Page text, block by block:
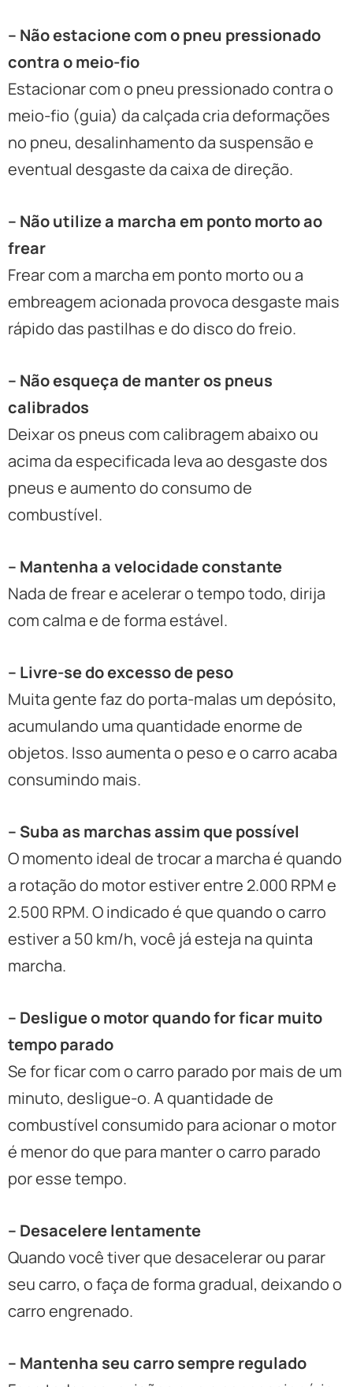
– Não estacione com o pneu pressionado
contra o meio-fio
Estacionar com o pneu pressionado contra o
meio-fio (guia) da calçada cria deformações
no pneu, desalinhamento da suspensão e
eventual desgaste da caixa de direção.
– Não utilize a marcha em ponto morto ao
frear
Frear com a marcha em ponto morto ou a
embreagem acionada provoca desgaste mais
rápido das pastilhas e do disco do freio.
– Não esqueça de manter os pneus
calibrados
Deixar os pneus com calibragem abaixo ou
acima da especificada leva ao desgaste dos
pneus e aumento do consumo de
combustível.
– Mantenha a velocidade constante
Nada de frear e acelerar o tempo todo, dirija
com calma e de forma estável.
– Livre-se do excesso de peso
Muita gente faz do porta-malas um depósito,
acumulando uma quantidade enorme de
objetos. Isso aumenta o peso e o carro acaba
consumindo mais.
– Suba as marchas assim que possível
O momento ideal de trocar a marcha é quando
a rotação do motor estiver entre 2.000 RPM e
2.500 RPM. O indicado é que quando o carro
estiver a 50 km/h, você já esteja na quinta
marcha.
– Desligue o motor quando for ficar muito
tempo parado
Se for ficar com o carro parado por mais de um
minuto, desligue-o. A quantidade de
combustível consumido para acionar o motor
é menor do que para manter o carro parado
por esse tempo.
– Desacelere lentamente
Quando você tiver que desacelerar ou parar
seu carro, o faça de forma gradual, deixando o
carro engrenado.
– Mantenha seu carro sempre regulado